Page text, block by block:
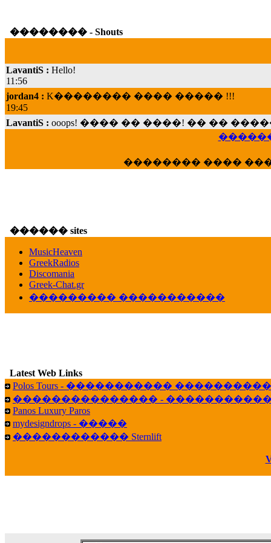
�������� - Shouts
11:56
jordan4 :
19:45
LavantiS :
���; ���� ��� ��� �������� ����
veronica :E���� 2012 ��� ����� ���
16:39
veronica :[URL] ���� ���;
10:19
LavantiS :���� ����� � �������
Galatea :Efharist&oacute;
03:56
LavantiS :that's great news! ����� �� ������!
14:35
Galatea :�� ����� ���� ������ ���
21:35
�������� ����
������ sites
MusicHeaven
GreekRadios
Discomania
Greek-Chat.gr
��������� �����������
Latest Web Links
Polos Tours - �����������
��������������� -
Panos Luxury Paros
mydesigndrops - �����
������������ Sternlift